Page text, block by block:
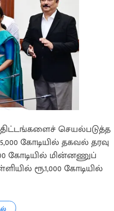
திட்டங்களைச் செயல்படுத்த
கோடியில் தகவல் தரவு
கோடியில் மின்னணுப்
ரூ.1,000 கோடியில்